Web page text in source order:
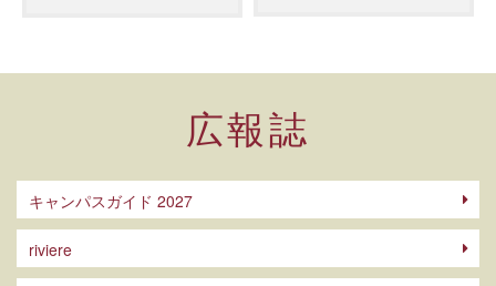
広報誌
キャンパスガイド 2027
riviere